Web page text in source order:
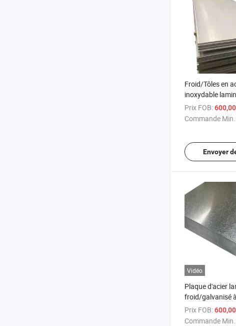
Froid/Tôles en
inoxydable
de grade 201
316 316L 309S
Prix FOB:
Commande
Envoyer
Vidéo
Plaque d'acier
froid/galvanisé
Prix FOB:
Commande